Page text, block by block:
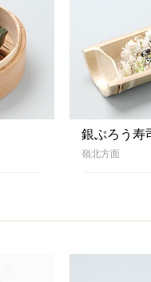
銀ぶろう寿
嶺北方面